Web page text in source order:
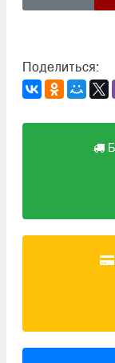
Поделиться: